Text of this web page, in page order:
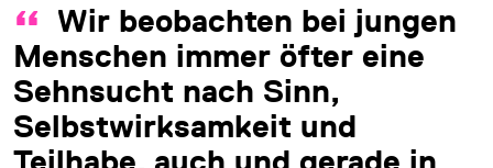
Wir beobachten bei jungen
Menschen immer öfter eine
Sehnsucht nach Sinn,
Selbstwirksamkeit und